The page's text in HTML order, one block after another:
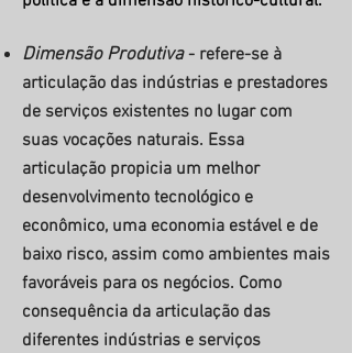
Dimensão Produtiva- refere-se à
articulação das indústrias e prestadores
de serviços existentes no lugar com
suas vocações naturais. Essa
articulação propicia um melhor
desenvolvimento tecnológico e
econômico, uma economia estável e de
baixo risco, assim como ambientes mais
favoráveis para os negócios. Como
consequência da articulação das
diferentes indústrias e serviços